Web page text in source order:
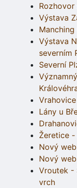
Rozhovor
Výstava
Výstava
severním
Severní
Lány u
Žeretice
Nový
Nový
Vroutek -
vrch